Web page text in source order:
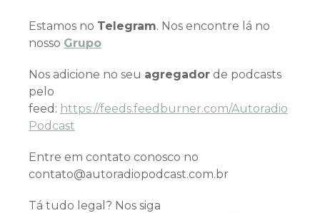
Estamos no Telegram. Nos encontre lá no
nosso Grupo
Nos adicione no seu agregador de podcasts
pelo
feed: https://feeds.feedburner.com/Autoradio
Podcast
Entre em contato conosco no
contato@autoradiopodcast.com.br
Tá tudo legal? Nos siga